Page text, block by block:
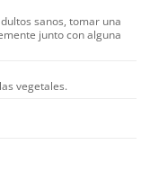
sanos, tomar una
junto con alguna
vegetales.